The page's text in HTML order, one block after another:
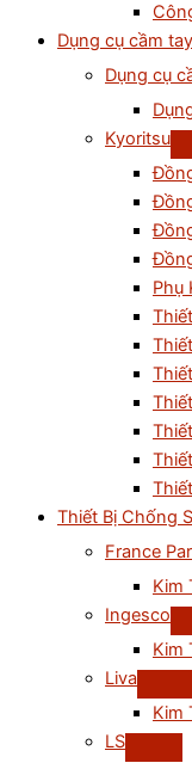
Dụng cụ cầm
Dụng cụ
Kyoritsu
Phụ
Thiết Bị Chống
France
Kim
Ingesco
Kim
Liva
Kim
LS